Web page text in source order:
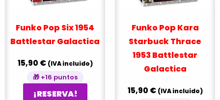
Funko Pop Six 1954
Battlestar Galactica
15,90 € (IVA incluido)
🎁 +16 puntos
¡RESERVA!
Funko Pop Kara
Starbuck Thrace
1953 Battlestar
Galactica
15,90 € (IVA incluido)